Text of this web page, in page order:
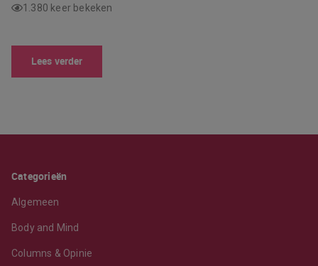
1.380 keer bekeken
Lees verder
Categorieën
Algemeen
Body and Mind
Columns & Opinie